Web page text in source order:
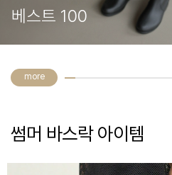
베스트 100
more
썸머 바스락 아이템